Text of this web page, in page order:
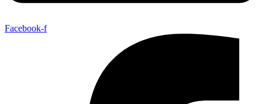
Facebook-f